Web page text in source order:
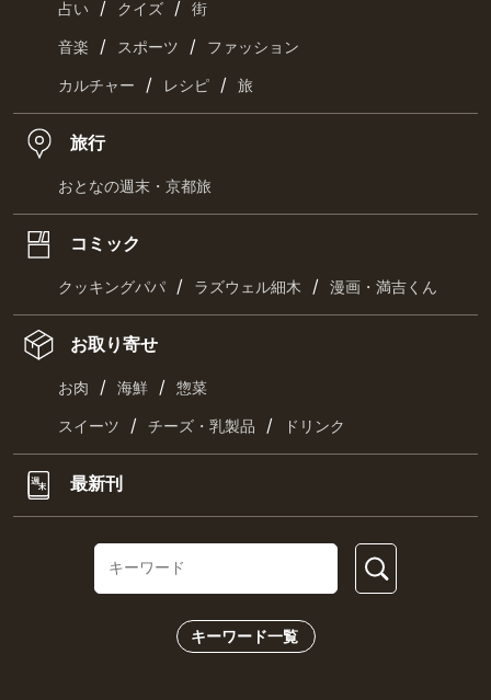
占い / クイズ / 街
音楽 / スポーツ / ファッション
カルチャー / レシピ / 旅
旅行
おとなの週末・京都旅
コミック
クッキングパパ / ラズウェル細木 / 漫画・満吉くん
お取り寄せ
お肉 / 海鮮 / 惣菜
スイーツ / チーズ・乳製品 / ドリンク
最新刊
キーワード一覧